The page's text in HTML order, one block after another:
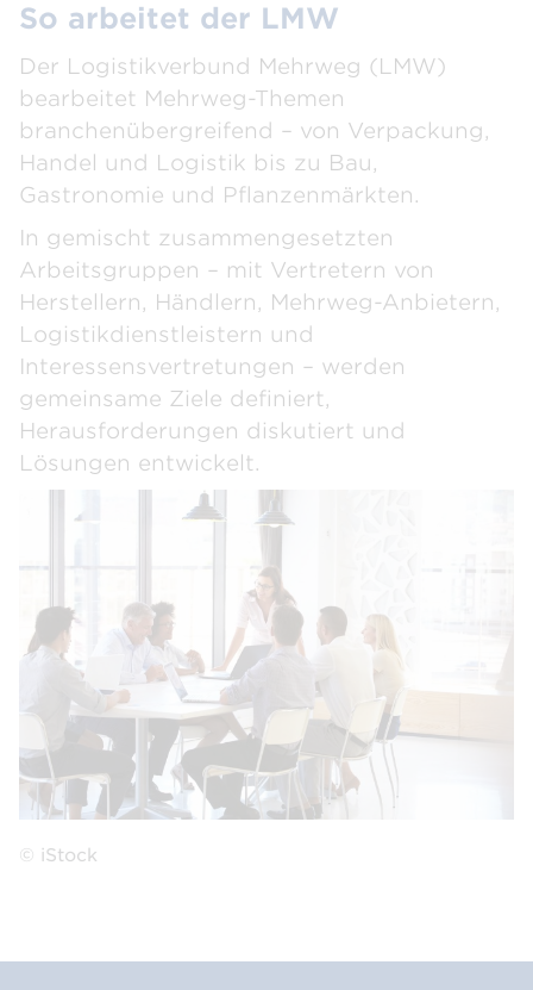
So arbeitet der LMW
Der Logistikverbund Mehrweg (LMW)
bearbeitet Mehrweg-Themen
branchenübergreifend – von Verpackung,
Handel und Logistik bis zu Bau,
Gastronomie und Pflanzenmärkten.
In gemischt zusammengesetzten
Arbeitsgruppen – mit Vertretern von
Herstellern, Händlern, Mehrweg-Anbietern,
Logistikdienstleistern und
Interessensvertretungen – werden
gemeinsame Ziele definiert,
Herausforderungen diskutiert und
Lösungen entwickelt.
© iStock